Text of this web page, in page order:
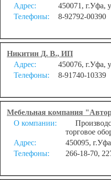
Адрес:
450071, г.Уфа,
Телефоны:
8-92792-00390
Никитин Д. В., ИП
Адрес:
450076, г.Уфа,
Телефоны:
8-91740-10339
Мебельная компания
О компании:
торговое
Адрес:
450095,
Телефоны:
266-18-70,